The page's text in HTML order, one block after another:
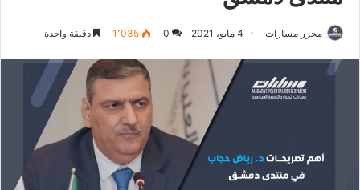
محرر مسارات 4 مايو، 2021 0 1٬035 دقيقة واحدة